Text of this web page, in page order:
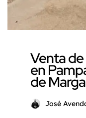
Venta
en
de
José